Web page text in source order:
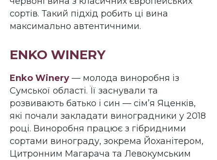
сортів. Такий підхід робить ці вина
максимально автентичними.
ENKO WINERY
Enko Winery — молода виноробня із
Сумської області. Її заснували та
розвивають батько і син — сім’я Яценків,
які почали закладати виноградники у 2018
році. Виноробня працює з гібридними
сортами винограду, зокрема Йоханітером,
Цитронним Магарача та Левокумським